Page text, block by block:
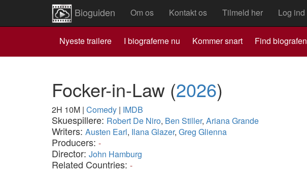
Bioguiden Om os Kontakt os Tilmeld her Log ind
Nyeste trailere I biograferne nu Kommer snart Find biografen
Focker-in-Law (2026)
2H 10M | Comedy | IMDB
Skuespillere: Robert De Niro, Ben Stiller, Ariana Grande
Writers: Austen Earl, Ilana Glazer, Greg Glienna
Producers: -
Director: John Hamburg
Related Countries: -